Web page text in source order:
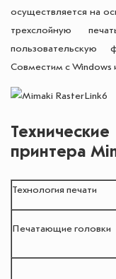
осуществляется на
трехслойную
пользовательскую
Совместим с Windows
принтера
Технология печати
Печатающие головки